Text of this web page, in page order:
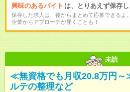
興味のあるバイト は、とりあえず保存
保存した求人は、後からまとめて応募できるよ。
企業からアプローチが届くことも！
未読
≪無資格でも月収20.8万円～
ルテの整理など